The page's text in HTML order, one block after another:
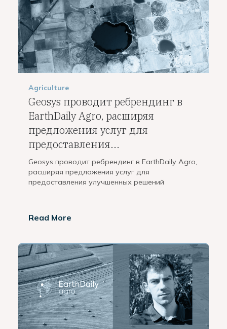
Agriculture
Geosys проводит ребрендинг в
EarthDaily Agro, расширяя
предложения услуг для
предоставления...
Geosys проводит ребрендинг в EarthDaily Agro,
расширяя предложения услуг для
предоставления улучшенных решений
Read More